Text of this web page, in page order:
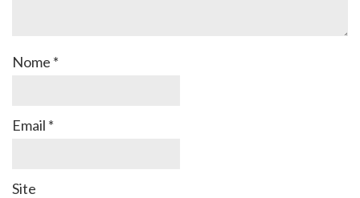
Nome *
Email *
Site